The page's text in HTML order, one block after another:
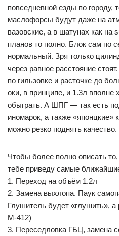
повседневной езды по городу,
маслофорсы будут даже на
вазовские, а в шатунах как
планов то полно. Блок сам по
нормальный. Зря только
через равное расстояние
по гильзовке и расточке до
оки, в принципе, и 1.3л вполне
обыграть. А ШПГ — так есть
иномарок, а также «японцкие»
можно резко поднять качество.
Чтобы более полно описать
тебе приведу самые
1. Переход на объём 1.2л
2. Замена выхлопа. Паук
Глушитель будет «глушить», а
М-412)
3. Переседловка ГБЦ, замена